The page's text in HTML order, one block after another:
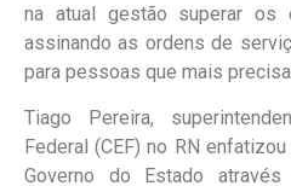
na atual gestão superar os
assinando as ordens de
para pessoas que mais
Tiago Pereira,
Federal (CEF) no RN
Governo do Estado